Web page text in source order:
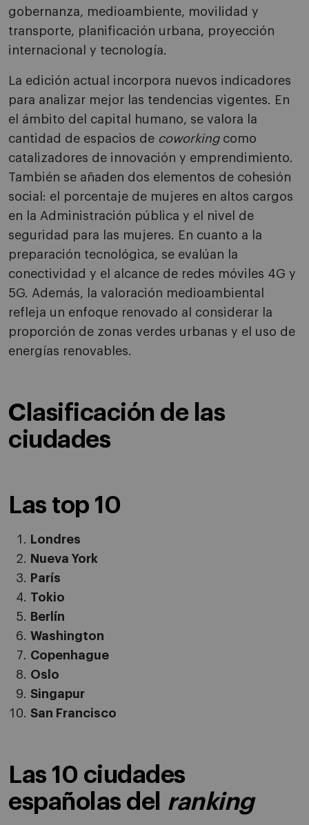
gobernanza, medioambiente, movilidad y
transporte, planificación urbana, proyección
internacional y tecnología.
La edición actual incorpora nuevos indicadores
para analizar mejor las tendencias vigentes. En
el ámbito del capital humano, se valora la
cantidad de espacios de coworkingcomo
catalizadores de innovación y emprendimiento.
También se añaden dos elementos de cohesión
social: el porcentaje de mujeres en altos cargos
en la Administración pública y el nivel de
seguridad para las mujeres. En cuanto a la
preparación tecnológica, se evalúan la
conectividad y el alcance de redes móviles 4G y
5G. Además, la valoración medioambiental
refleja un enfoque renovado al considerar la
proporción de zonas verdes urbanas y el uso de
energías renovables.
Clasificación de las
ciudades
Las top 10
Londres
Nueva York
París
Tokio
Berlín
Washington
Copenhague
Oslo
Singapur
San Francisco
Las 10 ciudades
españolas del ranking